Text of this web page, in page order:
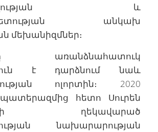
և
անկախ
մեխանիզմներ։
առանձնահատուկ
է դարձնում նաև
ոլորտին։ 2020
հետո Սուրեն
ղեկավարած
նախարարության